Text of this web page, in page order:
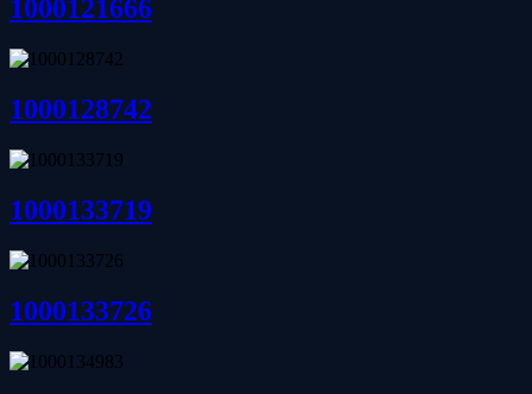
1000121666
1000128742
1000133719
1000133726